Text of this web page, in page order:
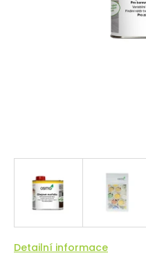
Detailní informace